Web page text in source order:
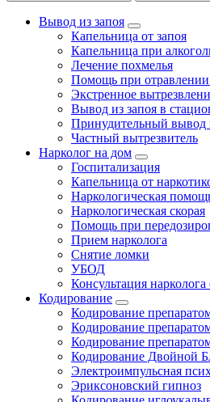
Вывод из запоя
Капельница от запоя
Капельница при
Лечение похмелья
Помощь при отравлении
Экстренное
Вывод из запоя в
Принудительный вывод
Частный вытрезвитель
Нарколог на дом
Госпитализация
Капельница от
Наркологическая
Наркологическая скорая
Помощь при
Прием нарколога
Снятие ломки
УБОД
Консультация
Кодирование
Кодирование
Кодирование
Кодирование
Кодирование Двойной
Электроимпульсная
Эриксоновский гипноз